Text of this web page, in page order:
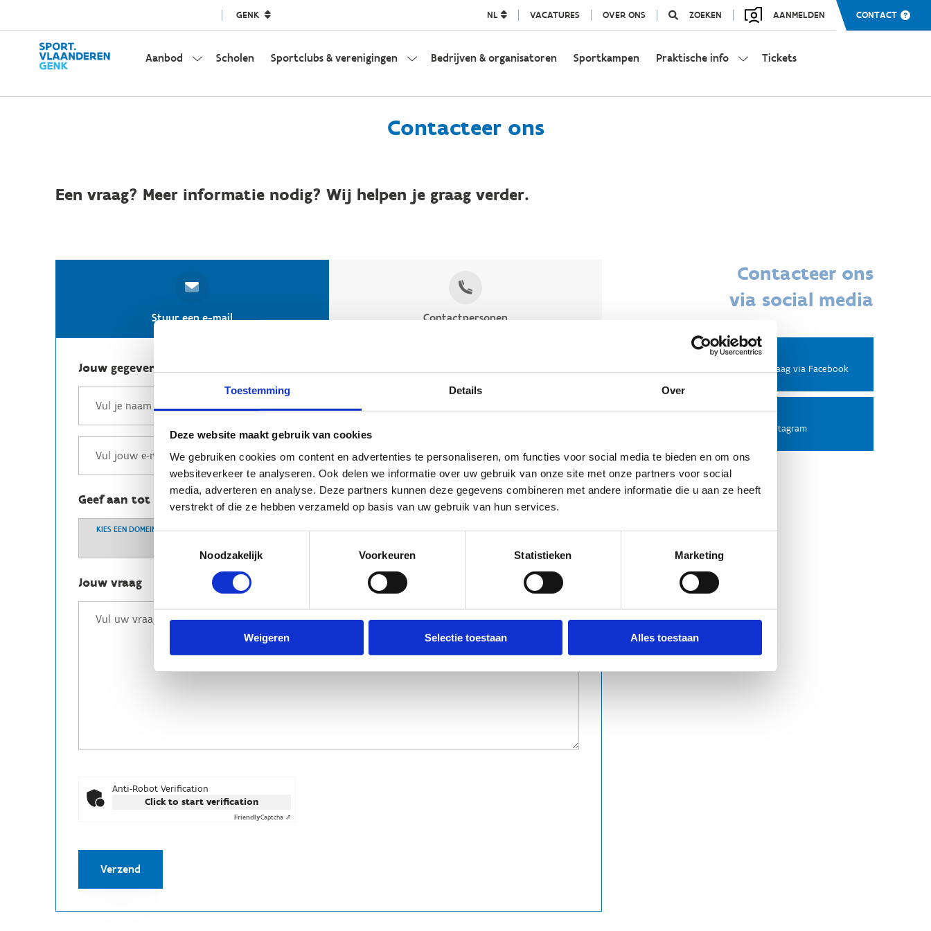
Toestemming Details Over
Deze website maakt gebruik van cookies
We gebruiken cookies om content en advertenties te personaliseren, om functies voor social media te bieden en om ons
websiteverkeer te analyseren. Ook delen we informatie over uw gebruik van onze site met onze partners voor social
media, adverteren en analyse. Deze partners kunnen deze gegevens combineren met andere informatie die u aan ze heeft
verstrekt of die ze hebben verzameld op basis van uw gebruik van hun services.
Noodzakelijk
Voorkeuren Statistieken Marketing
Weigeren Selectie toestaan Alles toestaan
GENK NL VACATURES OVER ONS ZOEKEN AANMELDEN CONTACT
Aanbod Scholen Sportclubs & verenigingen Bedrijven & organisatoren Sportkampen Praktische info Tickets
Contacteer ons
Een vraag? Meer informatie nodig? Wij helpen je graag verder.
Stuur een e-mail Contactpersonen
Jouw gegevens
Geef aan tot welk domein jouw vraag behoort
KIES EEN DOMEIN
Jouw vraag
Anti-Robot Verification
Click to start verification
FriendlyCaptcha ⇗
Verzend
Contacteer ons
via social media
Facebook
Stel ons een vraag via Facebook
Instagram
Volg ons op Instagram